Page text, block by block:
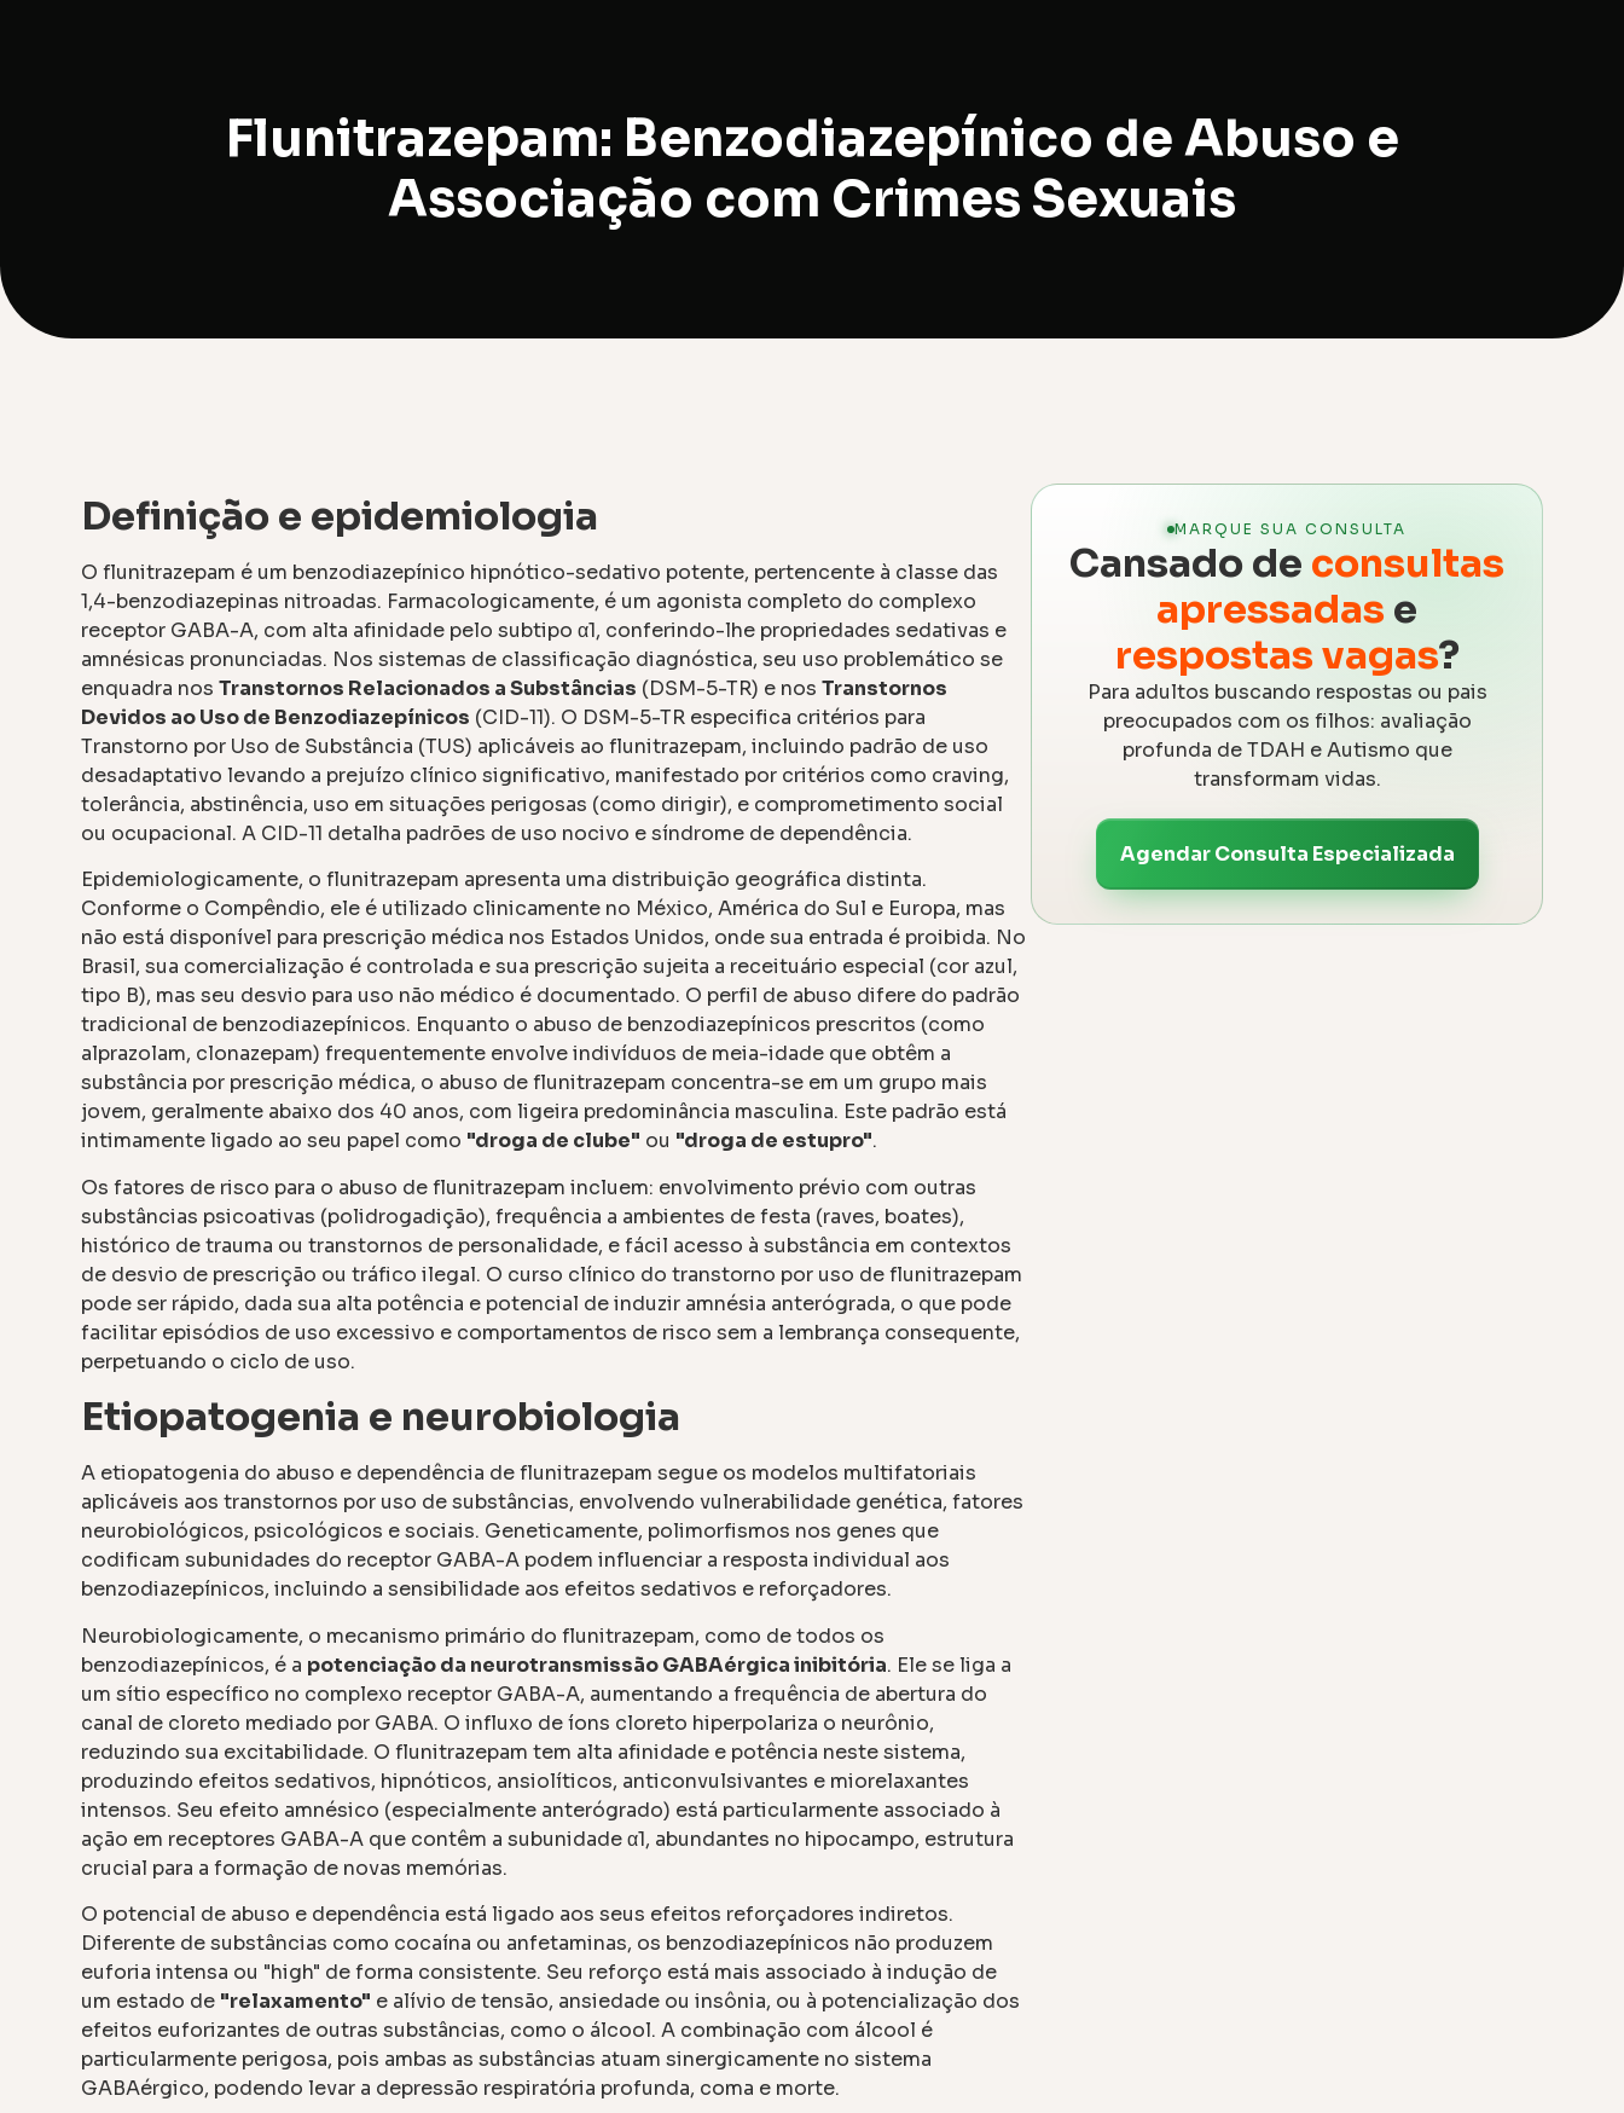
Flunitrazepam: Benzodiazepínico de Abuso e
Associação com Crimes Sexuais
Definição e epidemiologia
O flunitrazepam é um benzodiazepínico hipnótico-sedativo potente, pertencente à classe das
1,4-benzodiazepinas nitroadas. Farmacologicamente, é um agonista completo do complexo
receptor GABA-A, com alta afinidade pelo subtipo α1, conferindo-lhe propriedades sedativas e
amnésicas pronunciadas. Nos sistemas de classificação diagnóstica, seu uso problemático se
enquadra nosTranstornos Relacionados a Substâncias (DSM-5-TR) e nosTranstornos
Devidos ao Uso de Benzodiazepínicos (CID-11). O DSM-5-TR especifica critérios para
Transtorno por Uso de Substância (TUS) aplicáveis ao flunitrazepam, incluindo padrão de uso
desadaptativo levando a prejuízo clínico significativo, manifestado por critérios como craving,
tolerância, abstinência, uso em situações perigosas (como dirigir), e comprometimento social
ou ocupacional. A CID-11 detalha padrões de uso nocivo e síndrome de dependência.
Epidemiologicamente, o flunitrazepam apresenta uma distribuição geográfica distinta.
Conforme o Compêndio, ele é utilizado clinicamente no México, América do Sul e Europa, mas
não está disponível para prescrição médica nos Estados Unidos, onde sua entrada é proibida. No
Brasil, sua comercialização é controlada e sua prescrição sujeita a receituário especial (cor azul,
tipo B), mas seu desvio para uso não médico é documentado. O perfil de abuso difere do padrão
tradicional de benzodiazepínicos. Enquanto o abuso de benzodiazepínicos prescritos (como
alprazolam, clonazepam) frequentemente envolve indivíduos de meia-idade que obtêm a
substância por prescrição médica, o abuso de flunitrazepam concentra-se em um grupo mais
jovem, geralmente abaixo dos 40 anos, com ligeira predominância masculina. Este padrão está
intimamente ligado ao seu papel como "droga de clube" ou "droga de estupro".
Os fatores de risco para o abuso de flunitrazepam incluem: envolvimento prévio com outras
substâncias psicoativas (polidrogadição), frequência a ambientes de festa (raves, boates),
histórico de trauma ou transtornos de personalidade, e fácil acesso à substância em contextos
de desvio de prescrição ou tráfico ilegal. O curso clínico do transtorno por uso de flunitrazepam
pode ser rápido, dada sua alta potência e potencial de induzir amnésia anterógrada, o que pode
facilitar episódios de uso excessivo e comportamentos de risco sem a lembrança consequente,
perpetuando o ciclo de uso.
Etiopatogenia e neurobiologia
A etiopatogenia do abuso e dependência de flunitrazepam segue os modelos multifatoriais
aplicáveis aos transtornos por uso de substâncias, envolvendo vulnerabilidade genética, fatores
neurobiológicos, psicológicos e sociais. Geneticamente, polimorfismos nos genes que
codificam subunidades do receptor GABA-A podem influenciar a resposta individual aos
benzodiazepínicos, incluindo a sensibilidade aos efeitos sedativos e reforçadores.
Neurobiologicamente, o mecanismo primário do flunitrazepam, como de todos os
benzodiazepínicos, é a potenciação da neurotransmissão GABAérgica inibitória. Ele se liga a
um sítio específico no complexo receptor GABA-A, aumentando a frequência de abertura do
canal de cloreto mediado por GABA. O influxo de íons cloreto hiperpolariza o neurônio,
reduzindo sua excitabilidade. O flunitrazepam tem alta afinidade e potência neste sistema,
produzindo efeitos sedativos, hipnóticos, ansiolíticos, anticonvulsivantes e miorelaxantes
intensos. Seu efeito amnésico (especialmente anterógrado) está particularmente associado à
ação em receptores GABA-A que contêm a subunidade α1, abundantes no hipocampo, estrutura
crucial para a formação de novas memórias.
O potencial de abuso e dependência está ligado aos seus efeitos reforçadores indiretos.
Diferente de substâncias como cocaína ou anfetaminas, os benzodiazepínicos não produzem
euforia intensa ou "high" de forma consistente. Seu reforço está mais associado à indução de
um estado de "relaxamento" e alívio de tensão, ansiedade ou insônia, ou à potencialização dos
efeitos euforizantes de outras substâncias, como o álcool. A combinação com álcool é
particularmente perigosa, pois ambas as substâncias atuam sinergicamente no sistema
GABAérgico, podendo levar a depressão respiratória profunda, coma e morte.
MARQUE SUA CONSULTA
Cansado de consultas
apressadas e
respostas vagas?
Para adultos buscando respostas ou pais
preocupados com os filhos: avaliação
profunda de TDAH e Autismo que
transformam vidas.
Agendar Consulta Especializada